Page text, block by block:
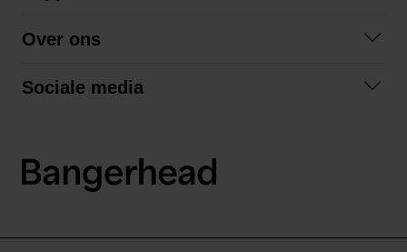
Algemene voorwaarden
Over ons
Sociale media
LinkedIn